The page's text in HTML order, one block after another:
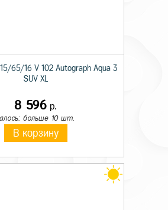
65/16 V 102 Autograph Aqua 3
SUV XL
8 596 р.
больше 10 шт.
В корзину